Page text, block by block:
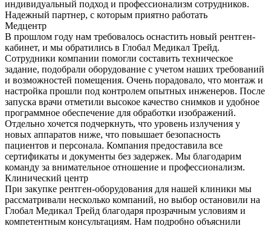
индивидуальный подход и профессионализм сотрудников.
Надежный партнер, с которым приятно работать
Медцентр
В прошлом году нам требовалось оснастить новый рентген-
кабинет, и мы обратились в Глобал Медикал Трейд.
Сотрудники компании помогли составить техническое
задание, подобрали оборудование с учетом наших требований
и возможностей помещения. Очень порадовало, что монтаж и
настройка прошли под контролем опытных инженеров. После
запуска врачи отметили высокое качество снимков и удобное
программное обеспечение для обработки изображений.
Отдельно хочется подчеркнуть, что уровень излучения у
новых аппаратов ниже, что повышает безопасность
пациентов и персонала. Компания предоставила все
сертификаты и документы без задержек. Мы благодарим
команду за внимательное отношение и профессионализм.
Клинический центр
При закупке рентген-оборудования для нашей клиники мы
рассматривали несколько компаний, но выбор остановили на
Глобал Медикал Трейд благодаря прозрачным условиям и
компетентным консультациям. Нам подробно объяснили